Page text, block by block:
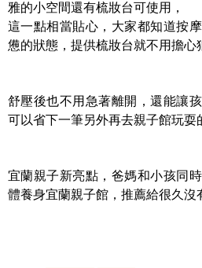
雅的小空間還有梳妝台可使用，
這一點相當貼心，大家都知道按
憊的狀態，提供梳妝台就不用擔心
舒壓後也不用急著離開，還能讓
可以省下一筆另外再去親子館玩耍
宜蘭親子新亮點，爸媽和小孩同
體養身宜蘭親子館，推薦給很久沒